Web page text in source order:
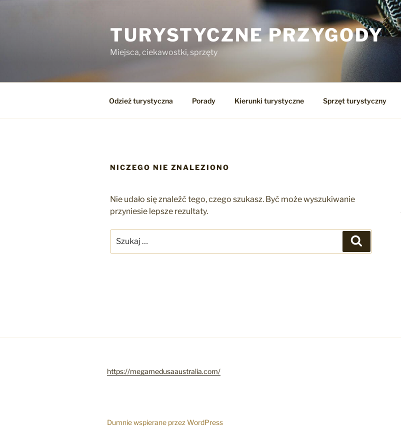
TURYSTYCZNE PRZYGODY
Miejsca, ciekawostki, sprzęty
Odzież turystyczna Porady Kierunki turystyczne Sprzęt turystyczny
NICZEGO NIE ZNALEZIONO
Nie udało się znaleźć tego, czego szukasz. Być może wyszukiwanie
przyniesie lepsze rezultaty.
https://megamedusaaustralia.com/
Dumnie wspierane przez WordPress